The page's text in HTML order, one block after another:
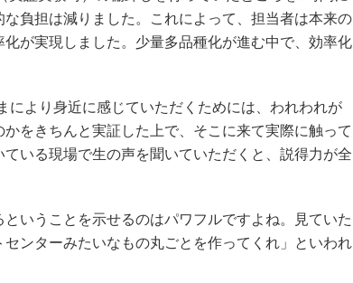
負担は減りました。これによって、担当者は本来の
が実現しました。少量多品種化が進む中で、効率化
より身近に感じていただくためには、われわれが
をきちんと実証した上で、そこに来て実際に触って
いる現場で生の声を聞いていただくと、説得力が全
いうことを示せるのはパワフルですよね。見ていた
ンターみたいなもの丸ごとを作ってくれ」といわれ